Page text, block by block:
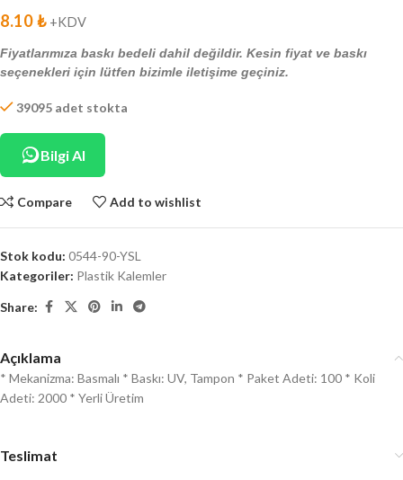
8.10₺ +KDV
Fiyatlarımıza baskı bedeli dahil değildir. Kesin fiyat ve baskı
seçenekleri için lütfen bizimle iletişime geçiniz.
39095 adet stokta
Bilgi Al
Compare Add to wishlist
Stok kodu: 0544-90-YSL
Kategoriler: Plastik Kalemler
Share:
Açıklama
* Mekanizma: Basmalı * Baskı: UV, Tampon * Paket Adeti: 100 * Koli
Adeti: 2000 * Yerli Üretim
Teslimat